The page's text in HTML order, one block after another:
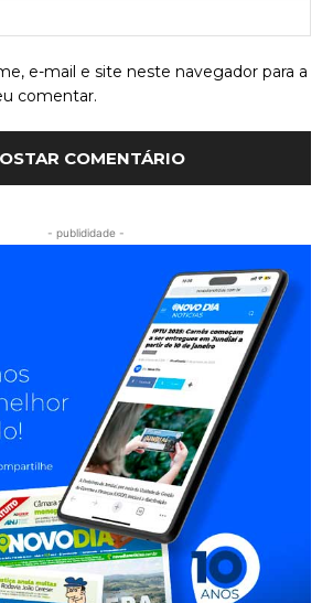
e-mail e site neste navegador para a
comentar.
- publididade -